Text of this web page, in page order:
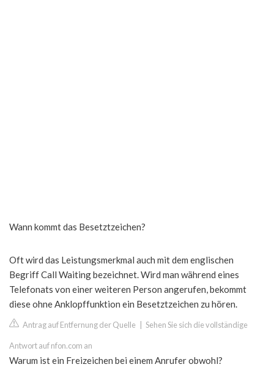
Wann kommt das Besetztzeichen?
Oft wird das Leistungsmerkmal auch mit dem englischen
Begriff Call Waiting bezeichnet. Wird man während eines
Telefonats von einer weiteren Person angerufen, bekommt
diese ohne Anklopffunktion ein Besetztzeichen zu hören.
Antrag auf Entfernung der Quelle Sehen Sie sich die vollständige
Antwort auf nfon.com an
Warum ist ein Freizeichen bei einem Anrufer obwohl?